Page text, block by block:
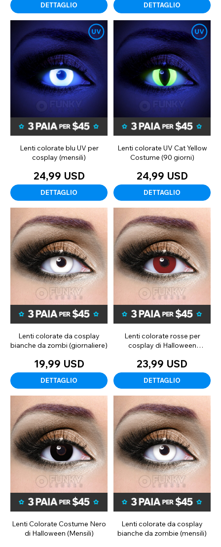
DETTAGLIO DETTAGLIO
Lenti colorate blu UV per
cosplay (mensili)
24,99 USD
DETTAGLIO
Lenti colorate UV Cat Yellow
Costume (90 giorni)
24,99 USD
DETTAGLIO
Lenti colorate da cosplay
bianche da zombi (giornaliere)
19,99 USD
DETTAGLIO
Lenti colorate rosse per
cosplay di Halloween
23,99 USD
DETTAGLIO
Lenti Colorate Costume Nero
di Halloween (Mensili)
Lenti colorate da cosplay
bianche da zombie (mensili)